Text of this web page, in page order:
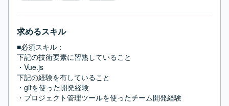
求めるスキル
■必須スキル：
下記の技術要素に習熟していること
・Vue.js
下記の経験を有していること
・gitを使った開発経験
・プロジェクト管理ツールを使ったチーム開発経験